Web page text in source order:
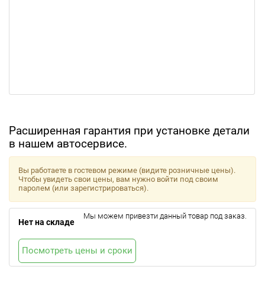
Расширенная гарантия при установке детали
в нашем автосервисе.
Вы работаете в гостевом режиме (видите розничные цены).
Чтобы увидеть свои цены, вам нужно войти под своим
паролем (или зарегистрироваться).
Нет на складе
Мы можем привезти данный товар под заказ.
Посмотреть цены и сроки